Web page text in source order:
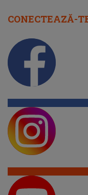
CONECTEAZĂ-